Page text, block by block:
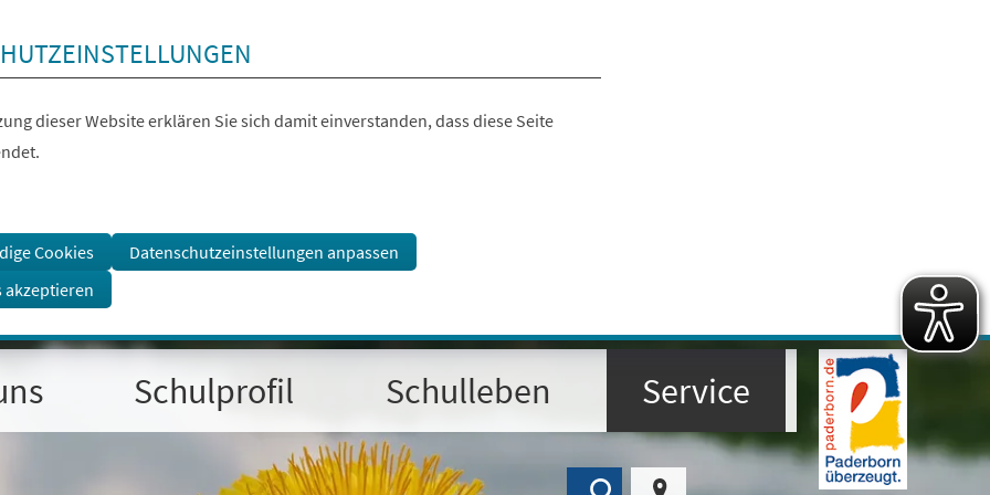
dieser Website erklären Sie sich damit einverstanden, dass diese Seite
Cookies
Datenschutzeinstellungen anpassen
akzeptieren
Schulprofil Schulleben Service